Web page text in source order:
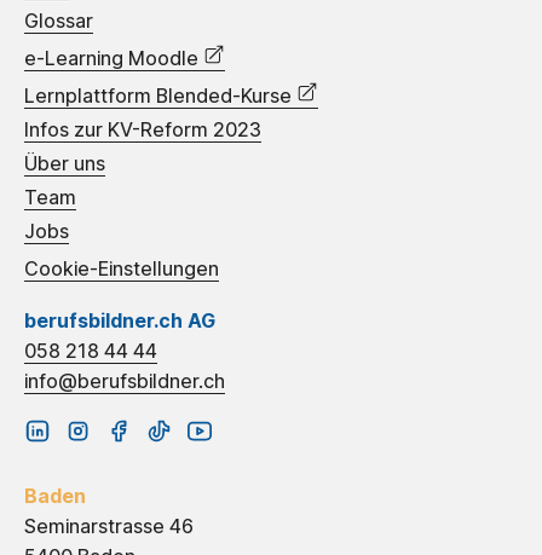
berufsbildner.ch AG
058 218 44 44
info@berufsbildner.ch
Baden
Seminarstrasse 46
Glossar
e-Learning Moodle
Lernplattform Blended-Kurse
Infos zur KV-Reform 2023
Über uns
Team
Jobs
Cookie-Einstellungen